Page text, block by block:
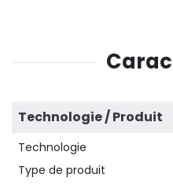
Technologie / Produit
Technologie
Type de produit